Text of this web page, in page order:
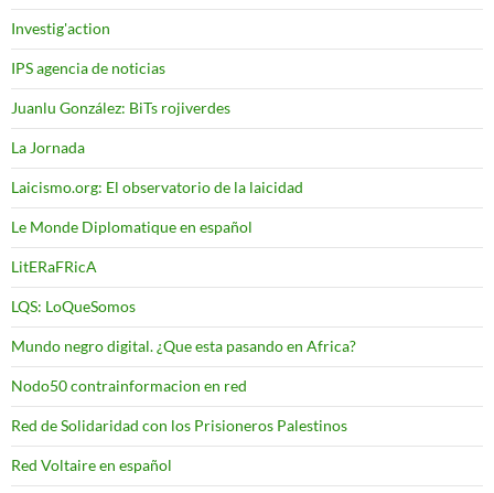
Investig'action
IPS agencia de noticias
Juanlu González: BiTs rojiverdes
La Jornada
Laicismo.org: El observatorio de la laicidad
Le Monde Diplomatique en español
LitERaFRicA
LQS: LoQueSomos
Mundo negro digital. ¿Que esta pasando en Africa?
Nodo50 contrainformacion en red
Red de Solidaridad con los Prisioneros Palestinos
Red Voltaire en español